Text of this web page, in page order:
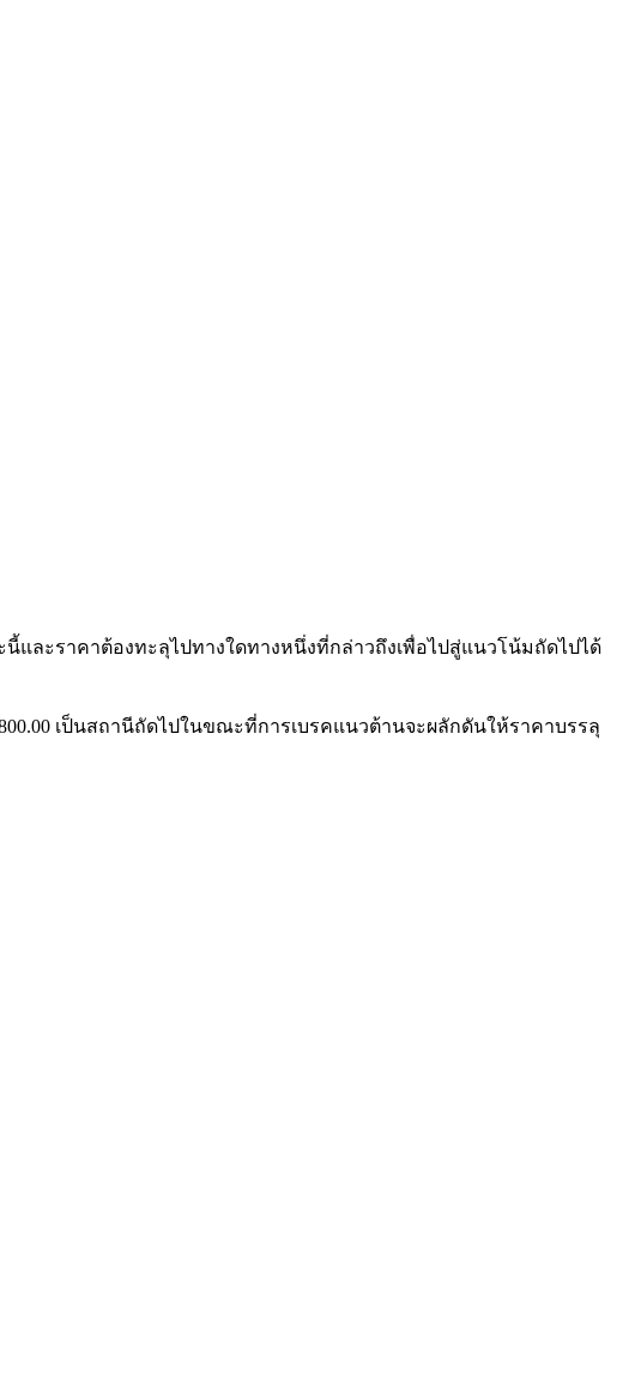
นี้และราคาต้องทะลุไปทางใดทางหนึ่งที่กล่าวถึงเพื่อไปสู่แนวโน้มถัดไปได้
เป็นสถานีถัดไปในขณะที่การเบรคแนวต้านจะผลักดันให้ราคาบรรลุ